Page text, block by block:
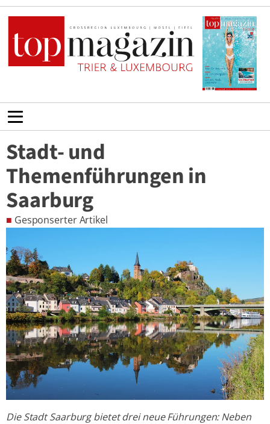
Stadt- und
Themenführungen in
Saarburg
■ Gesponserter Artikel
Die Stadt Saarburg bietet drei neue Führungen: Neben